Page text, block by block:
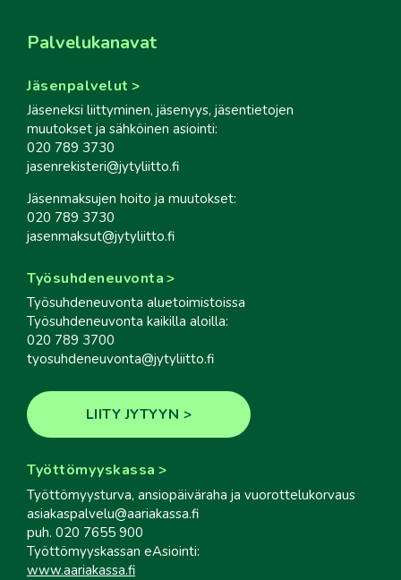
Palvelukanavat
Jäsenpalvelut
Jäseneksi liittyminen, jäsenyys, jäsentietojen
muutokset ja sähköinen asiointi:
020 789 3730
jasenrekisteri@jytyliitto.fi
Jäsenmaksujen hoito ja muutokset:
020 789 3730
jasenmaksut@jytyliitto.fi
Työsuhdeneuvonta
Työsuhdeneuvonta aluetoimistoissa
Työsuhdeneuvonta kaikilla aloilla:
020 789 3700
tyosuhdeneuvonta@jytyliitto.fi
LIITY JYTYYN
Työttömyyskassa
Työttömyysturva, ansiopäiväraha ja vuorottelukorvaus
asiakaspalvelu@aariakassa.fi
puh. 020 7655 900
Työttömyyskassan eAsiointi:
www.aariakassa.fi